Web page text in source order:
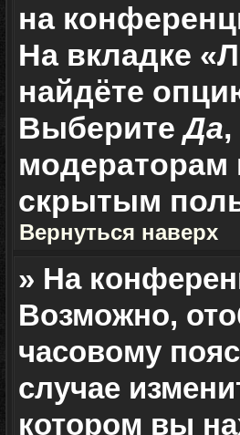
на
На вкладке
найдёте
ВыберитеДа
модераторам
скрытым
Вернуться наверх
» На
Возможно,
часовому
случае
котором вы